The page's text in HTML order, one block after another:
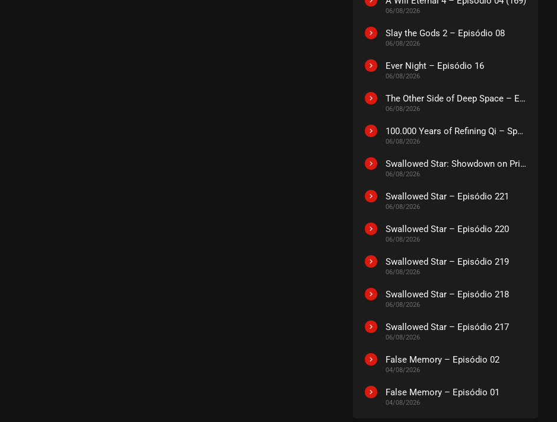
06/08/2026
Slay the Gods 2 – Episódio 08
06/08/2026
Ever Night – Episódio 16
06/08/2026
The Other Side of Deep Space – Episódio 14
06/08/2026
100.000 Years of Refining Qi – Special
06/08/2026
Swallowed Star: Showdown on Primeval Star – O Filme
06/08/2026
Swallowed Star – Episódio 221
06/08/2026
Swallowed Star – Episódio 220
06/08/2026
Swallowed Star – Episódio 219
06/08/2026
Swallowed Star – Episódio 218
06/08/2026
Swallowed Star – Episódio 217
06/08/2026
False Memory – Episódio 02
04/08/2026
False Memory – Episódio 01
04/08/2026